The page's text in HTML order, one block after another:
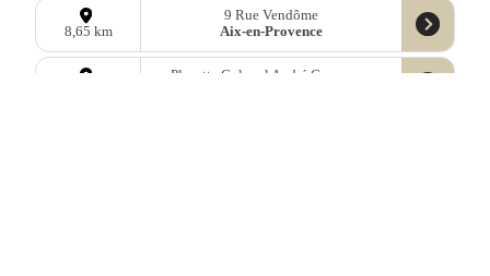
8,65 km
9 Rue Vendôme
Aix-en-Provence
Placette Colonel André Grousseau